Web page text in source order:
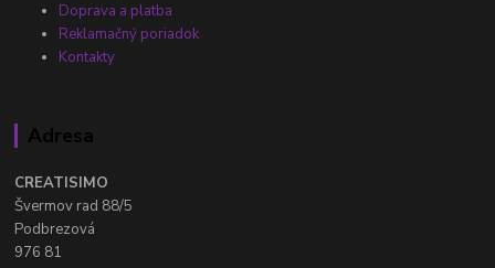
Doprava a platba
Reklamačný poriadok
Kontakty
Adresa
CREATISIMO
Švermov rad 88/5
Podbrezová
976 81